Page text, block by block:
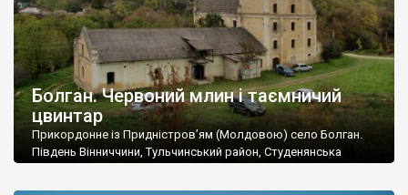
Болган. Червоний млин і таємничий
цвинтар
Прикордонне із Придністров’ям (Молдовою) село Болган.
Південь Вінниччини, Тульчинський район, Студенянська